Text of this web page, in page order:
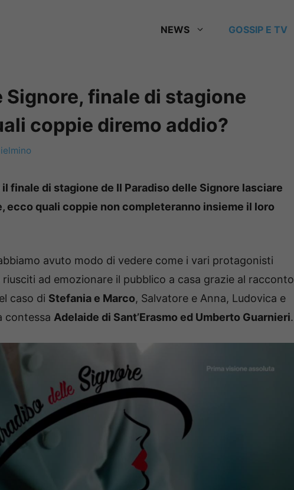
NEWS GOSSIP E TV
Signore, finale di stagione
coppie diremo addio?
finale di stagione de Il Paradiso delle Signore lasciare
ecco quali coppie non completeranno insieme il loro
avuto modo di vedere come i vari protagonisti
riusciti ad emozionare il pubblico a casa grazie al racconto
caso di Stefania e Marco, Salvatore e Anna, Ludovica e
contessa Adelaide di Sant’Erasmo ed Umberto Guarnieri.